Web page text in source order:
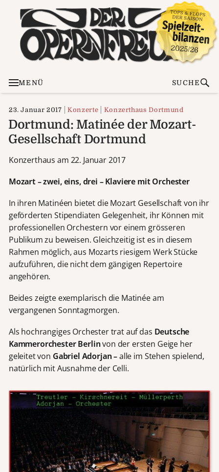
MENÜ SUCHE
23. Januar 2017 Konzerte Konzerthaus Dortmund
Dortmund: Matinée der Mozart-
Gesellschaft Dortmund
Konzerthaus am 22. Januar 2017
Mozart – zwei, eins, drei – Klaviere mit Orchester
In ihren Matinéen bietet die Mozart Gesellschaft von ihr
geförderten Stipendiaten Gelegenheit, ihr Können mit
professionellen Orchestern vor einem grösseren
Publikum zu beweisen. Gleichzeitig ist es in diesem
Rahmen möglich, aus Mozarts riesigem Werk Stücke
aufzuführen, die nicht dem gängigen Repertoire
angehören.
Beides zeigte exemplarisch die Matinée am
vergangenen Sonntagmorgen.
Als hochrangiges Orchester trat auf das Deutsche
Kammerorchester Berlinvon der ersten Geige her
geleitet von Gabriel Adorjan –alle im Stehen spielend,
natürlich mit Ausnahme der Celli.